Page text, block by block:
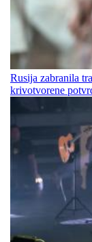
Rusija zabranila
krivotvorene